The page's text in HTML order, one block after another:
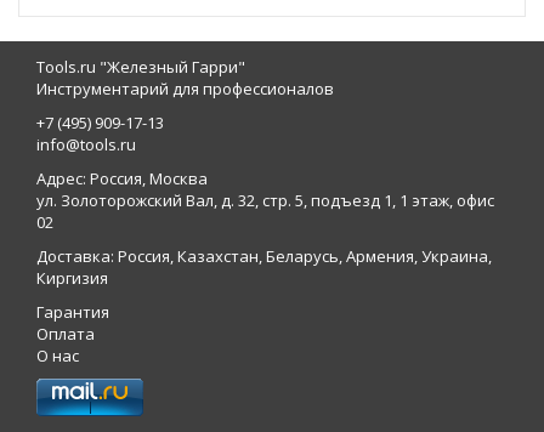
Tools.ru "Железный Гарри"
Инструментарий для профессионалов
+7 (495) 909-17-13
info@tools.ru
Адрес: Россия, Москва
ул. Золоторожский Вал, д. 32, стр. 5, подъезд 1, 1 этаж, офис
02
Доставка: Россия, Казахстан, Беларусь, Армения, Украина,
Киргизия
Гарантия
Оплата
О нас